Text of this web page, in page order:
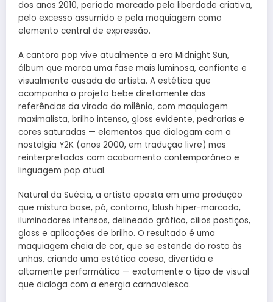
dos anos 2010, período marcado pela liberdade criativa,
pelo excesso assumido e pela maquiagem como
elemento central de expressão.
A cantora pop vive atualmente a era Midnight Sun,
álbum que marca uma fase mais luminosa, confiante e
visualmente ousada da artista. A estética que
acompanha o projeto bebe diretamente das
referências da virada do milênio, com maquiagem
maximalista, brilho intenso, gloss evidente, pedrarias e
cores saturadas — elementos que dialogam com a
nostalgia Y2K (anos 2000, em tradução livre) mas
reinterpretados com acabamento contemporâneo e
linguagem pop atual.
Natural da Suécia, a artista aposta em uma produção
que mistura base, pó, contorno, blush hiper-marcado,
iluminadores intensos, delineado gráfico, cílios postiços,
gloss e aplicações de brilho. O resultado é uma
maquiagem cheia de cor, que se estende do rosto às
unhas, criando uma estética coesa, divertida e
altamente performática — exatamente o tipo de visual
que dialoga com a energia carnavalesca.